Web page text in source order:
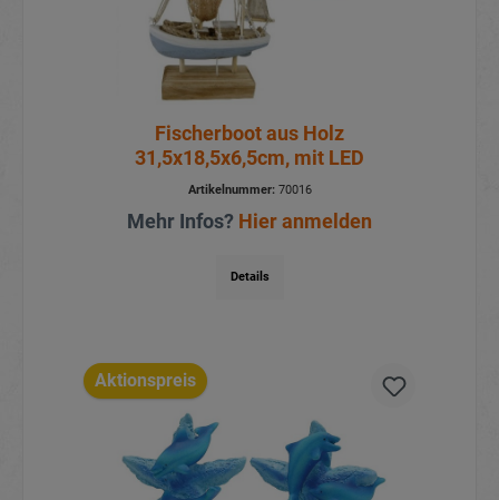
Fischerboot aus Holz
31,5x18,5x6,5cm, mit LED
Artikelnummer:70016
Mehr Infos? Hier anmelden
Details
Aktionspreis